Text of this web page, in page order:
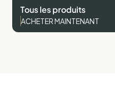
Tous les produits
ACHETER MAINTENANT